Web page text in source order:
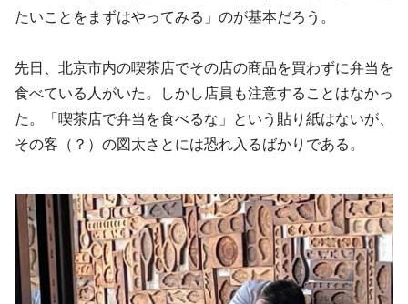
たいことをまずはやってみる」のが基本だろう。
先日、北京市内の喫茶店でその店の商品を買わずに弁当を
食べている人がいた。しかし店員も注意することはなかっ
た。「喫茶店で弁当を食べるな」という貼り紙はないが、
その客（？）の図太さとには恐れ入るばかりである。